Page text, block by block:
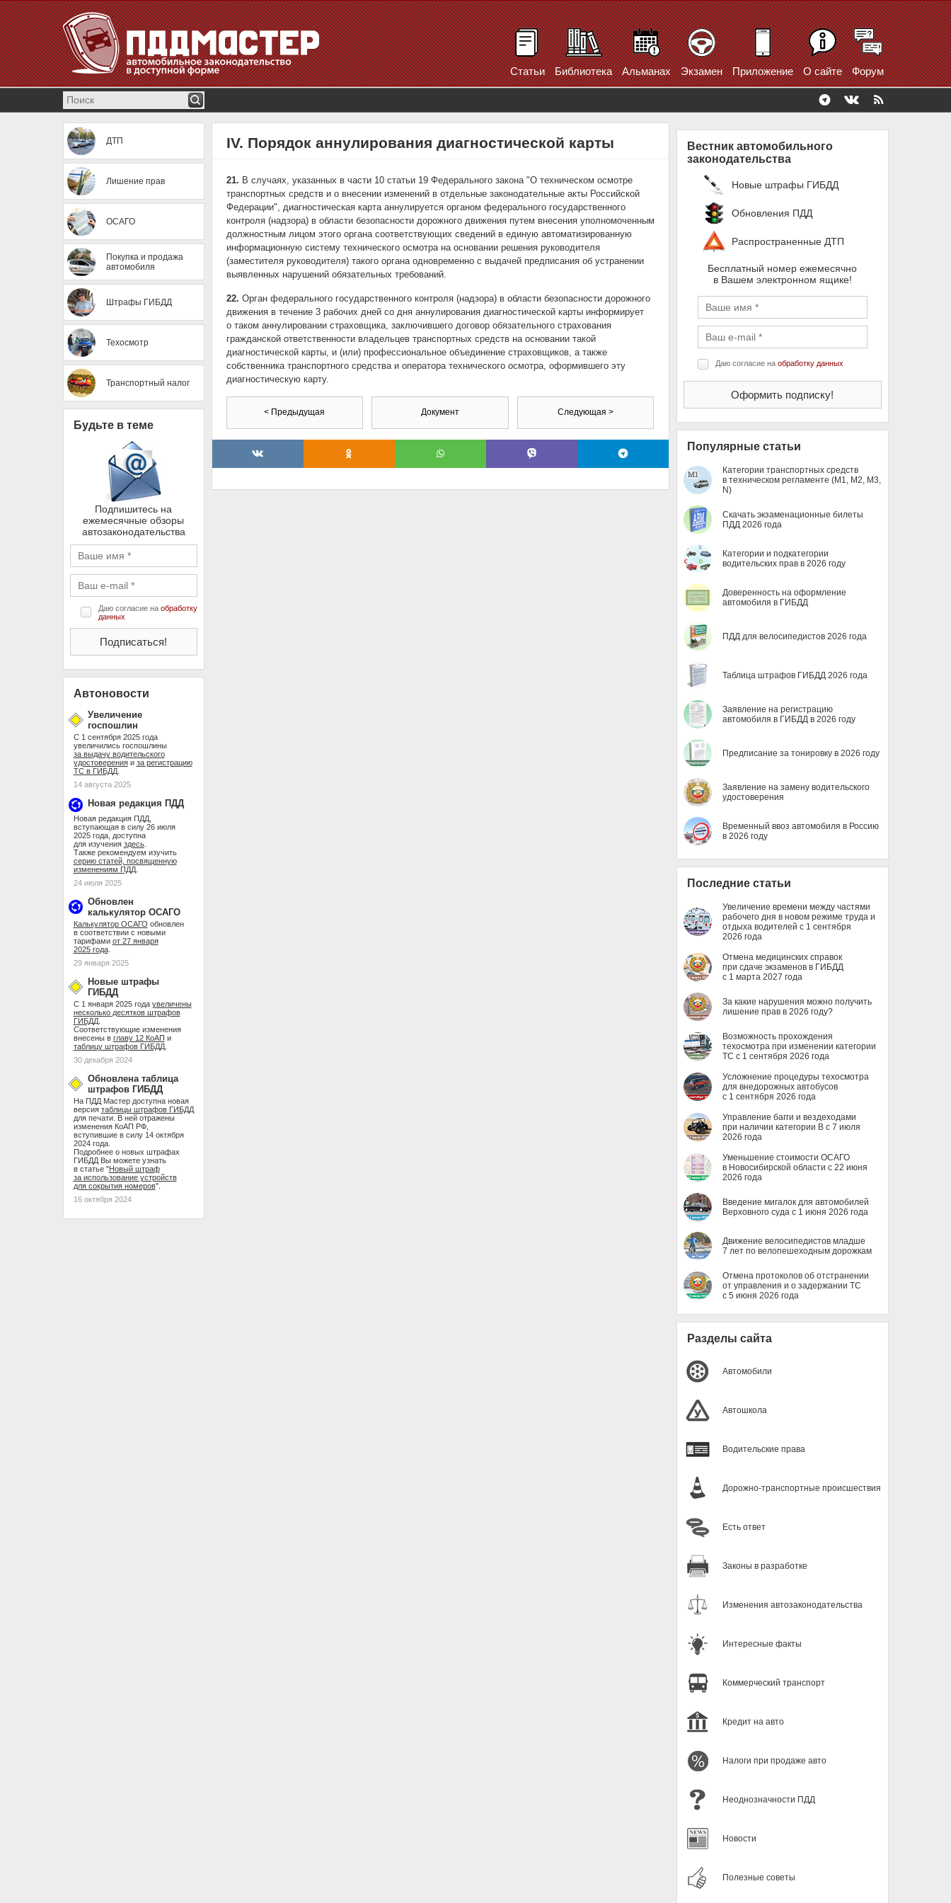
Статьи Библиотека Альманах Экзамен Приложение О сайте Форум
ДТП
Лишение прав
ОСАГО
Покупка и продажа
автомобиля
Штрафы ГИБДД
Техосмотр
Транспортный налог
Будьте в теме
Подпишитесь на
ежемесячные обзоры
автозаконодательства
Даю согласие на обработку
данных
Автоновости
Увеличение
госпошлин
С 1 сентября 2025 года
увеличились госпошлины
за выдачу водительского
удостоверенияи за регистрацию
ТС в ГИБДД.
14 августа 2025
Новая редакция ПДД
Новая редакция ПДД,
вступающая в силу 26 июля
2025 года, доступна
для изучения здесь.
Также рекомендуем изучить
серию статей, посвященную
изменениям ПДД.
24 июля 2025
Обновлен
калькулятор ОСАГО
Калькулятор ОСАГО обновлен
в соответствии с новыми
тарифами от 27 января
2025 года.
29 января 2025
Новые штрафы
ГИБДД
С 1 января 2025 года увеличены
несколько десятков штрафов
ГИБДД.
Соответствующие изменения
внесены в главу 12 КоАП и
таблицу штрафов ГИБДД.
30 декабря 2024
Обновлена таблица
штрафов ГИБДД
На ПДД Мастер доступна новая
версия таблицы штрафов ГИБДД
для печати. В ней отражены
изменения КоАП РФ,
вступившие в силу 14 октября
2024 года.
Подробнее о новых штрафах
ГИБДД Вы можете узнать
в статье "Новый штраф
за использование устройств
для сокрытия номеров".
16 октября 2024
IV. Порядок аннулирования диагностической карты
21. В случаях, указанных в части 10 статьи 19 Федерального закона "О техническом осмотре
транспортных средств и о внесении изменений в отдельные законодательные акты Российской
Федерации", диагностическая карта аннулируется органом федерального государственного
контроля (надзора) в области безопасности дорожного движения путем внесения уполномоченным
должностным лицом этого органа соответствующих сведений в единую автоматизированную
информационную систему технического осмотра на основании решения руководителя
(заместителя руководителя) такого органа одновременно с выдачей предписания об устранении
выявленных нарушений обязательных требований.
22. Орган федерального государственного контроля (надзора) в области безопасности дорожного
движения в течение 3 рабочих дней со дня аннулирования диагностической карты информирует
о таком аннулировании страховщика, заключившего договор обязательного страхования
гражданской ответственности владельцев транспортных средств на основании такой
диагностической карты, и (или) профессиональное объединение страховщиков, а также
собственника транспортного средства и оператора технического осмотра, оформившего эту
диагностическую карту.
< Предыдущая Документ Следующая >
Вестник автомобильного
законодательства
Новые штрафы ГИБДД
Обновления ПДД
Распространенные ДТП
Бесплатный номер ежемесячно
в Вашем электронном ящике!
Даю согласие на обработку данных
Популярные статьи
Категории транспортных средств
в техническом регламенте (M1, M2, M3,
N)
Скачать экзаменационные билеты
ПДД 2026 года
Категории и подкатегории
водительских прав в 2026 году
Доверенность на оформление
автомобиля в ГИБДД
ПДД для велосипедистов 2026 года
Таблица штрафов ГИБДД 2026 года
Заявление на регистрацию
автомобиля в ГИБДД в 2026 году
Предписание за тонировку в 2026 году
Заявление на замену водительского
удостоверения
Временный ввоз автомобиля в Россию
в 2026 году
Последние статьи
Увеличение времени между частями
рабочего дня в новом режиме труда и
отдыха водителей с 1 сентября
2026 года
Отмена медицинских справок
при сдаче экзаменов в ГИБДД
с 1 марта 2027 года
За какие нарушения можно получить
лишение прав в 2026 году?
Возможность прохождения
техосмотра при изменении категории
ТС с 1 сентября 2026 года
Усложнение процедуры техосмотра
для внедорожных автобусов
с 1 сентября 2026 года
Управление багги и вездеходами
при наличии категории B с 7 июля
2026 года
Уменьшение стоимости ОСАГО
в Новосибирской области с 22 июня
2026 года
Введение мигалок для автомобилей
Верховного суда с 1 июня 2026 года
Движение велосипедистов младше
7 лет по велопешеходным дорожкам
Отмена протоколов об отстранении
от управления и о задержании ТС
с 5 июня 2026 года
Разделы сайта
Автомобили
Автошкола
Водительские права
Дорожно-транспортные происшествия
Есть ответ
Законы в разработке
Изменения автозаконодательства
Интересные факты
Коммерческий транспорт
Кредит на авто
Налоги при продаже авто
Неоднозначности ПДД
Новости
Полезные советы